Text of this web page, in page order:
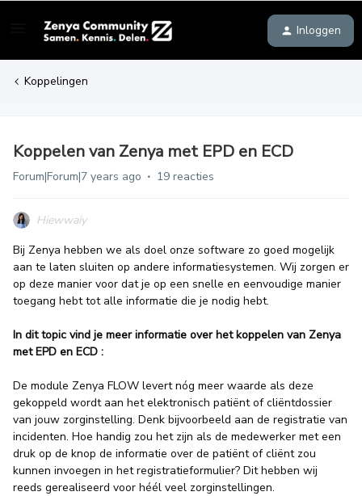
Inloggen
Koppelingen
Koppelen van Zenya met EPD en ECD
Forum|Forum|7 years ago 19 reacties
Hiewwaiy
Bij Zenya hebben we als doel onze software zo goed mogelijk
aan te laten sluiten op andere informatiesystemen. Wij zorgen er
op deze manier voor dat je op een snelle en eenvoudige manier
toegang hebt tot alle informatie die je nodig hebt.
In dit topic vind je meer informatie over het koppelen van Zenya
met EPD en ECD :
De module Zenya FLOW levert nóg meer waarde als deze
gekoppeld wordt aan het elektronisch patiënt of cliëntdossier
van jouw zorginstelling. Denk bijvoorbeeld aan de registratie van
incidenten. Hoe handig zou het zijn als de medewerker met een
druk op de knop de informatie over de patiënt of cliënt zou
kunnen invoegen in het registratieformulier? Dit hebben wij
reeds gerealiseerd voor héél veel zorginstellingen.